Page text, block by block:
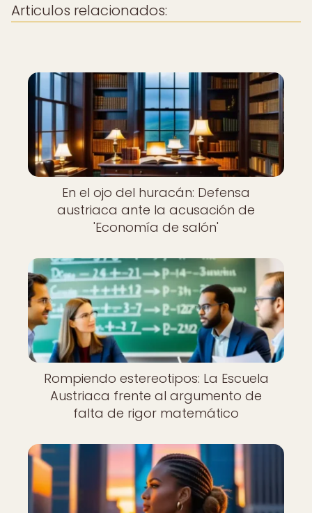
Articulos relacionados:
En el ojo del huracán: Defensa
austriaca ante la acusación de
'Economía de salón'
Rompiendo estereotipos: La Escuela
Austriaca frente al argumento de
falta de rigor matemático